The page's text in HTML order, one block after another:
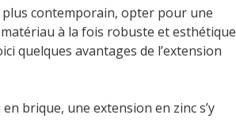
contemporain, opter pour une
à la fois robuste et esthétique
quelques avantages de l’extension
brique, une extension en zinc s’y